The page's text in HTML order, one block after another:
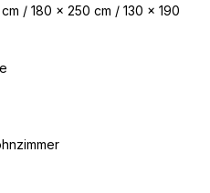
/ 180 x 250 cm / 130 x 190